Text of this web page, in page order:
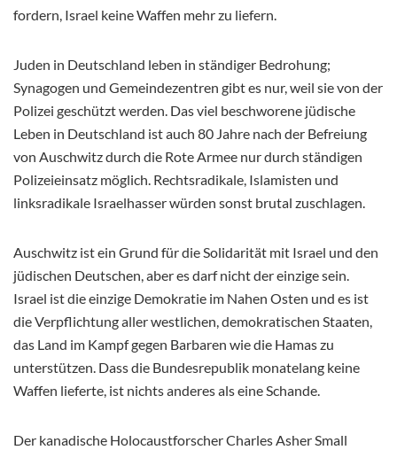
fordern, Israel keine Waffen mehr zu liefern.
Juden in Deutschland leben in ständiger Bedrohung;
Synagogen und Gemeindezentren gibt es nur, weil sie von der
Polizei geschützt werden. Das viel beschworene jüdische
Leben in Deutschland ist auch 80 Jahre nach der Befreiung
von Auschwitz durch die Rote Armee nur durch ständigen
Polizeieinsatz möglich. Rechtsradikale, Islamisten und
linksradikale Israelhasser würden sonst brutal zuschlagen.
Auschwitz ist ein Grund für die Solidarität mit Israel und den
jüdischen Deutschen, aber es darf nicht der einzige sein.
Israel ist die einzige Demokratie im Nahen Osten und es ist
die Verpflichtung aller westlichen, demokratischen Staaten,
das Land im Kampf gegen Barbaren wie die Hamas zu
unterstützen. Dass die Bundesrepublik monatelang keine
Waffen lieferte, ist nichts anderes als eine Schande.
Der kanadische Holocaustforscher Charles Asher Small